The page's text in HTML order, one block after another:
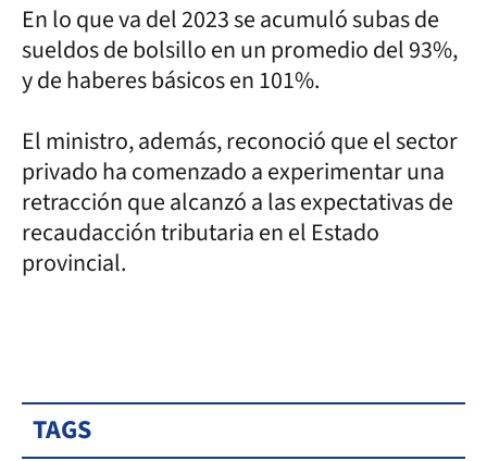
En lo que va del 2023 se acumuló subas de
sueldos de bolsillo en un promedio del 93%,
y de haberes básicos en 101%.
El ministro, además, reconoció que el sector
privado ha comenzado a experimentar una
retracción que alcanzó a las expectativas de
recaudacción tributaria en el Estado
provincial.
TAGS